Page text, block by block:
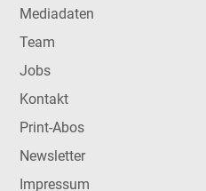
Mediadaten
Team
Jobs
Kontakt
Print-Abos
Newsletter
Impressum